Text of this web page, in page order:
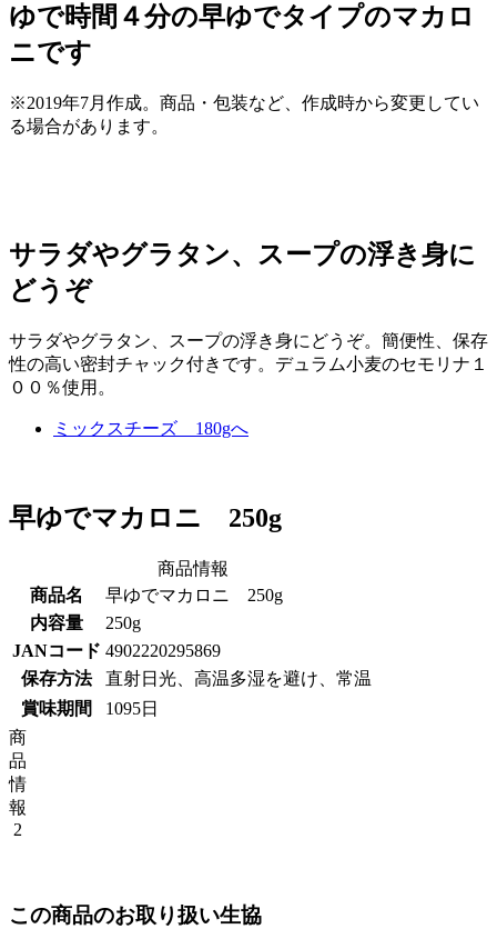
ゆで時間４分の早ゆでタイプのマカロ
ニです
※2019年7月作成。商品・包装など、作成時から変更してい
る場合があります。
サラダやグラタン、スープの浮き身に
どうぞ
サラダやグラタン、スープの浮き身にどうぞ。簡便性、保存
性の高い密封チャック付きです。デュラム小麦のセモリナ１
００％使用。
ミックスチーズ 180gへ
早ゆでマカロニ 250g
商品情報
商品名
早ゆでマカロニ 250g
内容量
250g
JANコード 4902220295869
保存方法
直射日光、高温多湿を避け、常温
賞味期間
1095日
商
品
情
報
2
この商品のお取り扱い生協